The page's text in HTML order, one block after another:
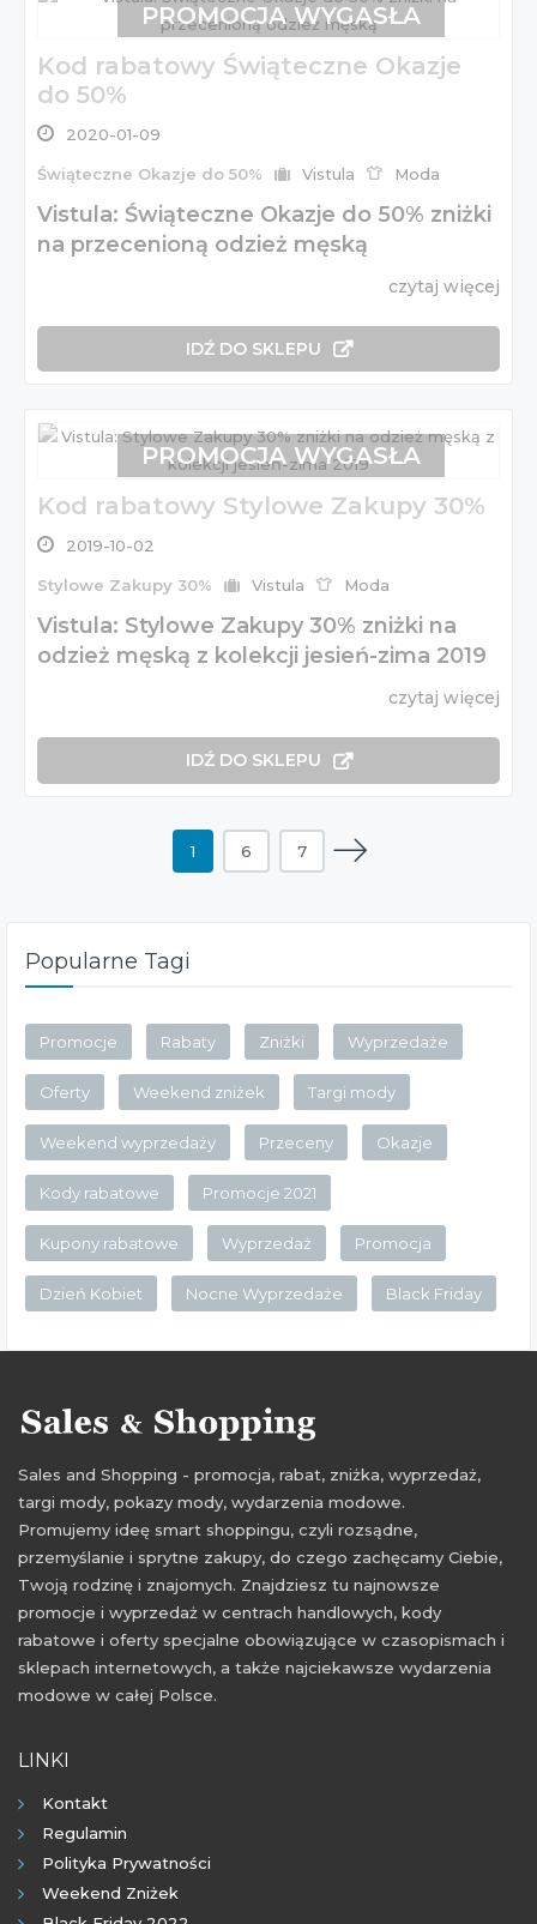
Kod rabatowy Świąteczne Okazje
do 50%
2020-01-09
Świąteczne Okazje do 50% Vistula Moda
Vistula: Świąteczne Okazje do 50% zniżki
na przecenioną odzież męską
czytaj więcej
IDŹ DO SKLEPU
PROMOCJA WYGASŁA
Kod rabatowy Stylowe Zakupy 30%
2019-10-02
Stylowe Zakupy 30% Vistula Moda
Vistula: Stylowe Zakupy 30% zniżki na
odzież męską z kolekcji jesień-zima 2019
czytaj więcej
IDŹ DO SKLEPU
PROMOCJA WYGASŁA
1 6 7
Popularne Tagi
Promocje Rabaty Zniżki Wyprzedaże
Oferty Weekend zniżek Targi mody
Weekend wyprzedaży Przeceny Okazje
Kody rabatowe Promocje 2021
Kupony rabatowe Wyprzedaż Promocja
Dzień Kobiet Nocne Wyprzedaże Black Friday
Sales and Shopping - promocja, rabat, zniżka, wyprzedaż,
targi mody, pokazy mody, wydarzenia modowe.
Promujemy ideę smart shoppingu, czyli rozsądne,
przemyślanie i sprytne zakupy, do czego zachęcamy Ciebie,
Twoją rodzinę i znajomych. Znajdziesz tu najnowsze
promocje i wyprzedaż w centrach handlowych, kody
rabatowe i oferty specjalne obowiązujące w czasopismach i
sklepach internetowych, a także najciekawsze wydarzenia
modowe w całej Polsce.
LINKI
Kontakt
Regulamin
Polityka Prywatności
Weekend Zniżek